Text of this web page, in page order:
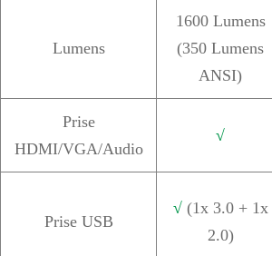
Lumens
1600 Lumens
(350 Lumens
ANSI)
Prise
HDMI/VGA/Audio
√
Prise USB
√ (1x 3.0 + 1x
2.0)